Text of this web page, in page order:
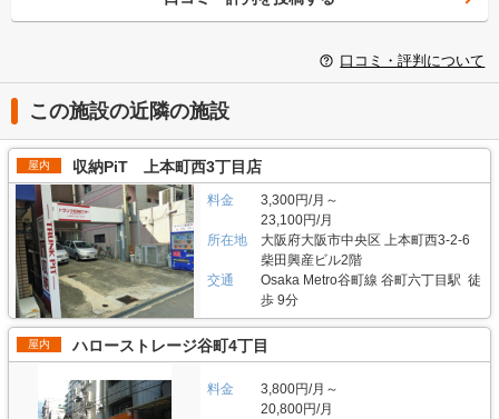
口コミ・評判について
この施設の近隣の施設
屋内 収納PiT 上本町西3丁目店
料金
3,300円/月～
23,100円/月
所在地
大阪府大阪市中央区 上本町西3-2-6
柴田興産ビル2階
交通
Osaka Metro谷町線 谷町六丁目駅 徒
歩 9分
屋内 ハローストレージ谷町4丁目
料金
3,800円/月～
20,800円/月